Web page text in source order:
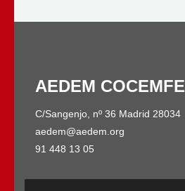
AEDEM COCEMFE
C/Sangenjo, nº 36 Madrid 28034
aedem@aedem.org
91 448 13 05